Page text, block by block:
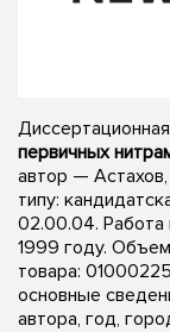
первичных
автор —
типу:
02.00.04. Работа
1999 году. Объем
товара:
основные
автора, год,